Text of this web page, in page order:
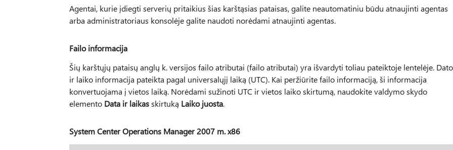
Agentai, kurie įdiegti serverių pritaikius šias karštąsias pataisas, galite neautomatiniu būdu atnaujinti agentas
arba administratoriaus konsolėje galite naudoti norėdami atnaujinti agentas.
Failo informacija
Šių karštųjų pataisų anglų k. versijos failo atributai (failo atributai) yra išvardyti toliau pateiktoje lentelėje.
ir laiko informacija pateikta pagal universalųjį laiką (UTC). Kai peržiūrite failo informaciją, ši informacija
konvertuojama į vietos laiką. Norėdami sužinoti UTC ir vietos laiko skirtumą, naudokite valdymo skydo
elemento Data ir laikasskirtuką Laiko juosta.
System Center Operations Manager 2007 m. x86